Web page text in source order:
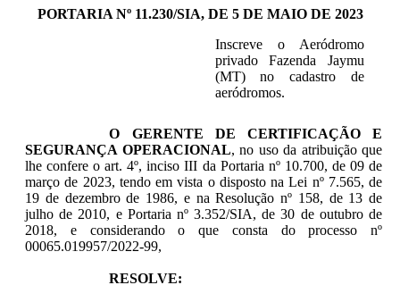
PORTARIA Nº 11.230/SIA, DE 5 DE MAIO DE 2023
Inscreve o Aeródromo
privado Fazenda Jaymu
(MT) no cadastro de
aeródromos.
O GERENTE DE CERTIFICAÇÃO E
SEGURANÇA OPERACIONAL, no uso da atribuição que
lhe confere o art. 4º, inciso III da Portaria nº 10.700, de 09 de
março de 2023, tendo em vista o disposto na Lei nº 7.565, de
19 de dezembro de 1986, e na Resolução nº 158, de 13 de
julho de 2010, e Portaria nº 3.352/SIA, de 30 de outubro de
2018, e considerando o que consta do processo nº
00065.019957/2022-99,
RESOLVE: